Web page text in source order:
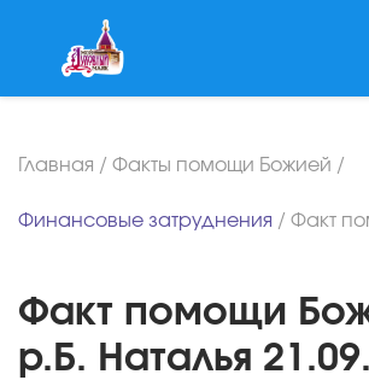
Главная / Факты помощи Божией /
Финансовые затруднения / Факт
Факт помощи
р.Б. Наталья